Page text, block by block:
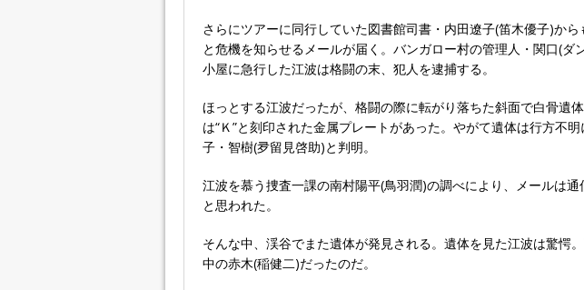
さらにツアーに同行していた図書館司書・内田遼子(笛木優子)から
と危機を知らせるメールが届く。バンガロー村の管理人・関口(ダ
小屋に急行した江波は格闘の末、犯人を逮捕する。
ほっとする江波だったが、格闘の際に転がり落ちた斜面で白骨遺
は“Ｋ”と刻印された金属プレートがあった。やがて遺体は行方不
子・智樹(夛留見啓助)と判明。
江波を慕う捜査一課の南村陽平(鳥羽潤)の調べにより、メールは
と思われた。
そんな中、渓谷でまた遺体が発見される。遺体を見た江波は驚愕
中の赤木(稲健二)だったのだ。